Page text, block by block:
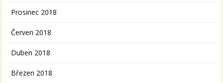
Prosinec 2018
Červen 2018
Duben 2018
Březen 2018